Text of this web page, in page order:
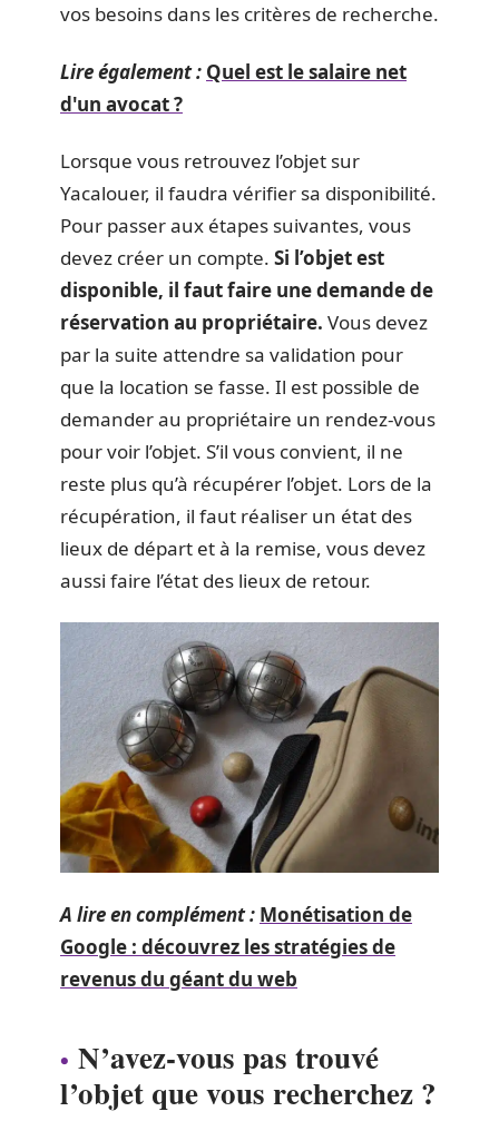
vos besoins dans les critères de recherche.
Lire également : Quel est le salaire net
d'un avocat ?
Lorsque vous retrouvez l’objet sur
Yacalouer, il faudra vérifier sa disponibilité.
Pour passer aux étapes suivantes, vous
devez créer un compte. Si l’objet est
disponible, il faut faire une demande de
réservation au propriétaire. Vous devez
par la suite attendre sa validation pour
que la location se fasse. Il est possible de
demander au propriétaire un rendez-vous
pour voir l’objet. S’il vous convient, il ne
reste plus qu’à récupérer l’objet. Lors de la
récupération, il faut réaliser un état des
lieux de départ et à la remise, vous devez
aussi faire l’état des lieux de retour.
A lire en complément : Monétisation de
Google : découvrez les stratégies de
revenus du géant du web
N’avez-vous pas trouvé
l’objet que vous recherchez ?